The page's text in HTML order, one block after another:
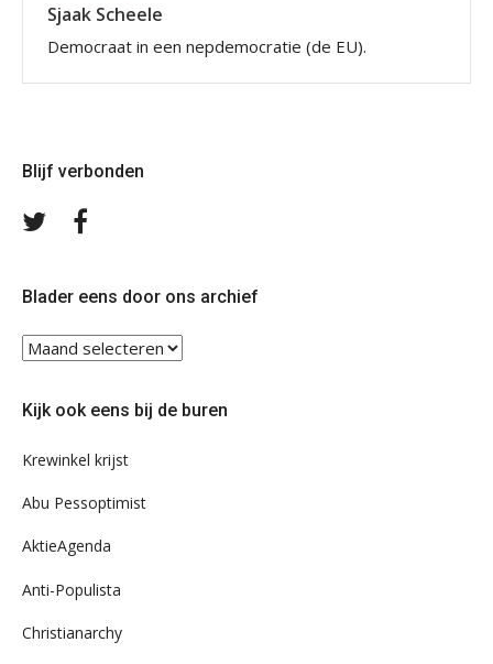
Sjaak Scheele
Democraat in een nepdemocratie (de EU).
Blijf verbonden
Volg
Blader eens door ons archief
Blader
eens
ons
Kijk ook eens bij de buren
Krewinkel krijst
Abu Pessoptimist
AktieAgenda
Anti-Populista
Christianarchy